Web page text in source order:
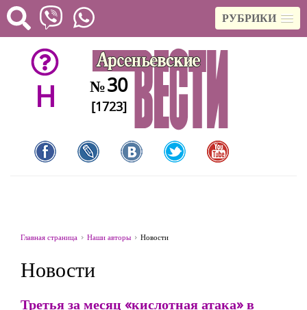
РУБРИКИ
H №30
[1723]
Главная страница Наши авторы Новости
Новости
Третья за месяц «кислотная атака» в